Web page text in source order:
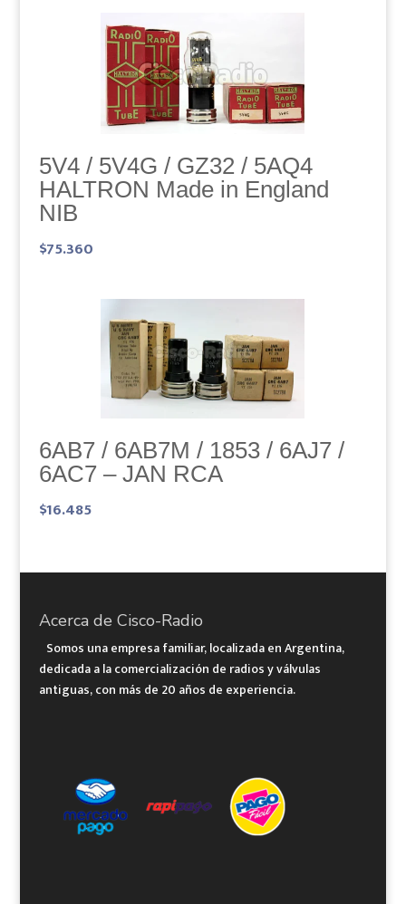
5V4 / 5V4G / GZ32 / 5AQ4
HALTRON Made in England
NIB
$75.360
6AB7 / 6AB7M / 1853 / 6AJ7 /
6AC7 – JAN RCA
$16.485
Acerca de Cisco-Radio
Somos una empresa familiar, localizada en Argentina,
dedicada a la comercialización de radios y válvulas
antiguas, con más de 20 años de experiencia.